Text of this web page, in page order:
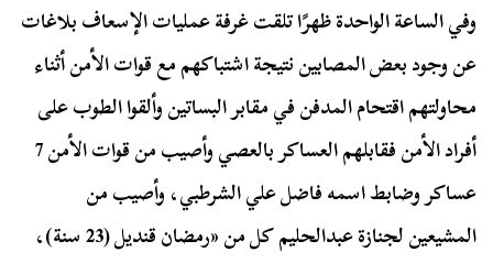
وفي الساعة الواحدة ظهرًا تلقت غرفة عمليات الإسعاف بلاغات
عن وجود بعض المصابين نتيجة اشتباكهم مع قوات الأمن أثناء
محاولتهم اقتحام المدفن في مقابر البساتين وألقوا الطوب على
أفراد الأمن فقابلهم العساكر بالعصي وأصيب من قوات الأمن 7
عساكر وضابط اسمه فاضل علي الشرطبي، وأصيب من
المشيعين لجنازة عبدالحليم كل من «رمضان قنديل (23 سنة)،